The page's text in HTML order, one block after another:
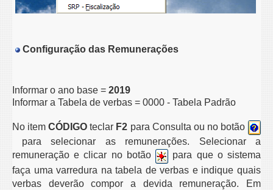
Configuração das Remunerações
Informar o ano base = 2019
Informar a Tabela de verbas = 0000 - Tabela Padrão
No itemCÓDIGO teclar F2 para Consulta ou no botão
para selecionar as remunerações. Selecionar a
remuneração e clicar no botão
para que o sistema
faça uma varredura na tabela de verbas e indique quais
verbas deverão compor a devida remuneração.
Em